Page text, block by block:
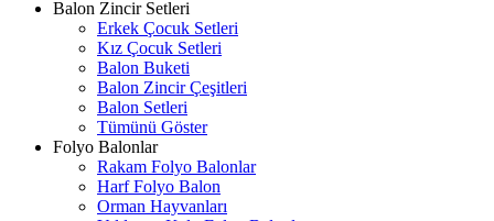
Balon Zincir Setleri
Erkek Çocuk Setleri
Kız Çocuk Setleri
Balon Buketi
Balon Zincir Çeşitleri
Balon Setleri
Tümünü Göster
Folyo Balonlar
Rakam Folyo Balonlar
Harf Folyo Balon
Orman Hayvanları